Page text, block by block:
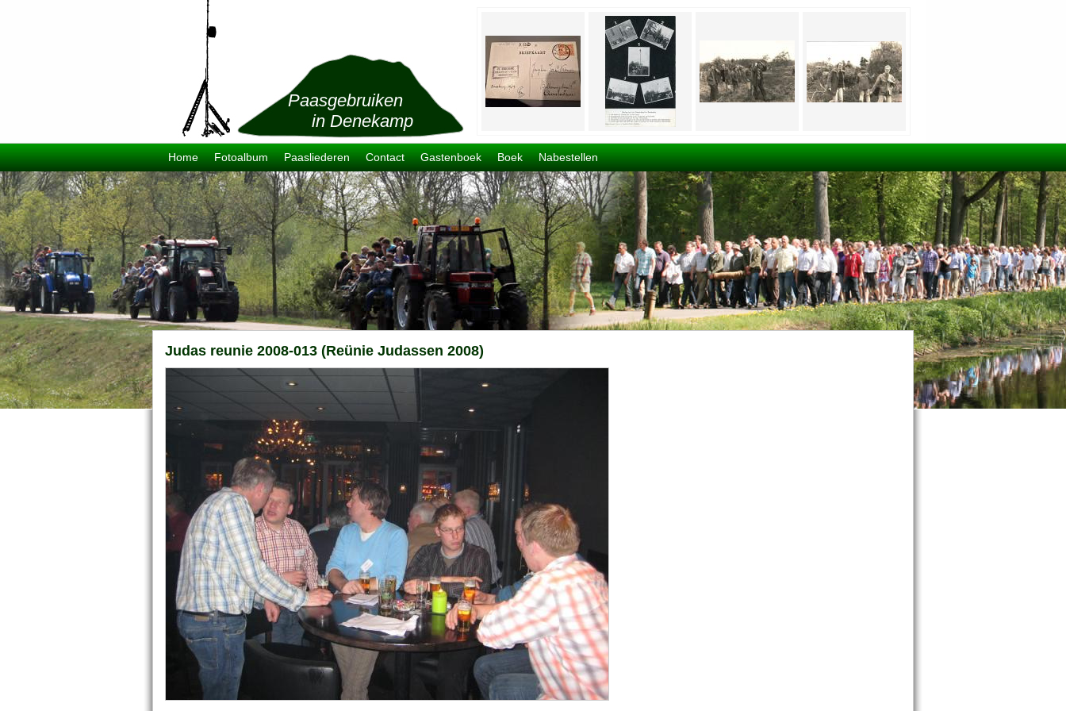
Paasgebruiken
in Denekamp
Home Fotoalbum Paasliederen Contact Gastenboek Boek Nabestellen
Judas reunie 2008-013 (Reünie Judassen 2008)